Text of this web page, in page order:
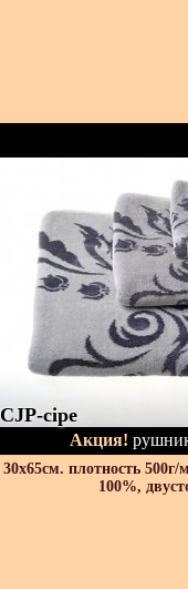
CJP-сіре
Акция!
30х65см. плотность 500г/
100%,